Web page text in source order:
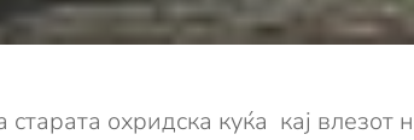
охридска куќа кај